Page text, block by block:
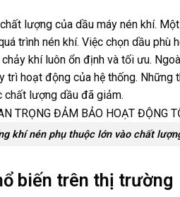
lượng của dầu máy nén khí.
trình nén khí. Việc chọn dầu phù
khí luôn ổn định và tối ưu.
hoạt động của hệ thống.
chất lượng dầu đã giảm.
khí nén phụ thuộc lớn vào chất
biến trên thị trường